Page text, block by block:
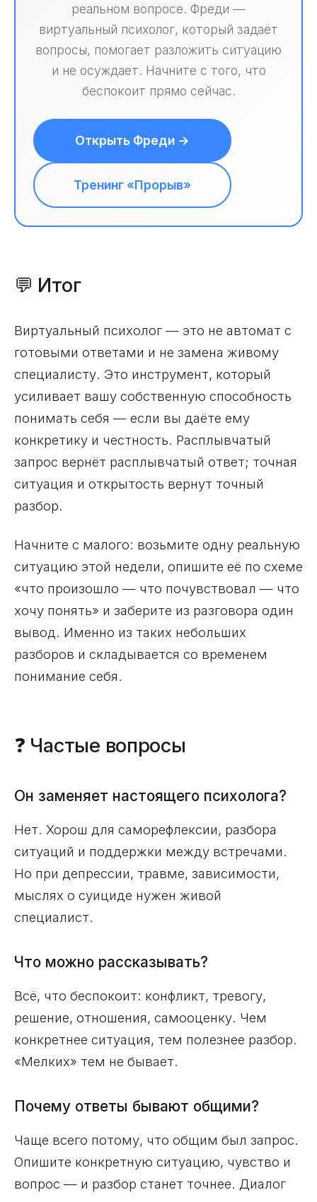
реальном вопросе. Фреди —
виртуальный психолог, который задаёт
вопросы, помогает разложить ситуацию
и не осуждает. Начните с того, что
беспокоит прямо сейчас.
Открыть Фреди →
Тренинг «Прорыв»
💬 Итог
Виртуальный психолог — это не автомат с
готовыми ответами и не замена живому
специалисту. Это инструмент, который
усиливает вашу собственную способность
понимать себя — если вы даёте ему
конкретику и честность. Расплывчатый
запрос вернёт расплывчатый ответ; точная
ситуация и открытость вернут точный
разбор.
Начните с малого: возьмите одну реальную
ситуацию этой недели, опишите её по схеме
«что произошло — что почувствовал — что
хочу понять» и заберите из разговора один
вывод. Именно из таких небольших
разборов и складывается со временем
понимание себя.
❓ Частые вопросы
Он заменяет настоящего психолога?
Нет. Хорош для саморефлексии, разбора
ситуаций и поддержки между встречами.
Но при депрессии, травме, зависимости,
мыслях о суициде нужен живой
специалист.
Что можно рассказывать?
Всё, что беспокоит: конфликт, тревогу,
решение, отношения, самооценку. Чем
конкретнее ситуация, тем полезнее разбор.
«Мелких» тем не бывает.
Почему ответы бывают общими?
Чаще всего потому, что общим был запрос.
Опишите конкретную ситуацию, чувство и
вопрос — и разбор станет точнее. Диалог